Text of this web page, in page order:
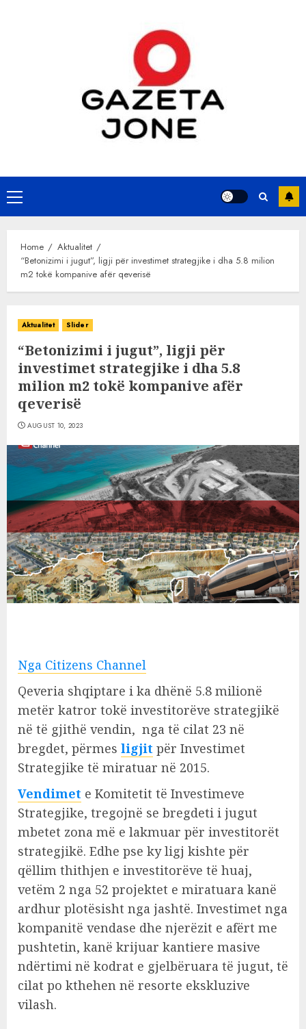
Primary
Menu
Home
Aktualitet
“Betonizimi i jugut”, ligji për investimet strategjike i dha 5.8 milion
m2 tokë kompanive afër qeverisë
Aktualitet Slider
“Betonizimi i jugut”, ligji për
investimet strategjike i dha 5.8
milion m2 tokë kompanive afër
qeverisë
AUGUST 10, 2023
Nga Citizens Channel
Qeveria shqiptare i ka dhënë 5.8 milionë
metër katror tokë investitorëve strategjikë
në të gjithë vendin, nga të cilat 23 në
bregdet, përmes ligjit për Investimet
Strategjike të miratuar në 2015.
Vendimet e Komitetit të Investimeve
Strategjike, tregojnë se bregdeti i jugut
mbetet zona më e lakmuar për investitorët
strategjikë. Edhe pse ky ligj kishte për
qëllim thithjen e investitorëve të huaj,
vetëm 2 nga 52 projektet e miratuara kanë
ardhur plotësisht nga jashtë. Investimet nga
kompanitë vendase dhe njerëzit e afërt me
pushtetin, kanë krijuar kantiere masive
ndërtimi në kodrat e gjelbëruara të jugut, të
cilat po kthehen në resorte ekskluzive
vilash.